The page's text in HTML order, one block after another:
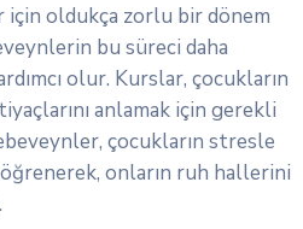
için oldukça zorlu bir dönem
bu süreci daha
olur. Kurslar, çocukların
anlamak için gerekli
çocukların stresle
onların ruh hallerini